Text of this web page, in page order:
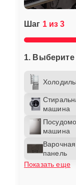
Шаг 1 из 3
1.
машина
машина
Варочная
панель
Показать еще